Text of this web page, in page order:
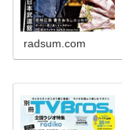
radsum.com